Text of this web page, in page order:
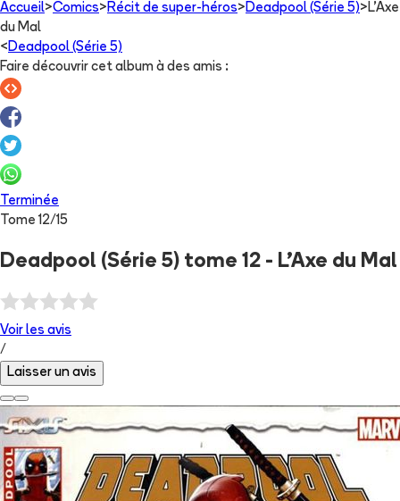
Accueil>Comics> Récit de super-héros> Deadpool (Série 5)> L'Axe
du Mal
< Deadpool (Série 5)
Faire découvrir cet album à des amis :
Terminée
Tome12/15
Deadpool (Série 5) tome 12 - L'Axe du Mal
Voir les avis
/
Laisser un avis